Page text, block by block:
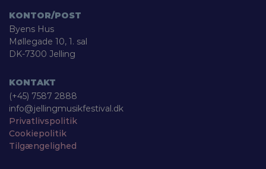
KONTOR/POST
Byens Hus
Møllegade 10, 1. sal
DK-7300 Jelling
KONTAKT
(+45) 7587 2888
info@jellingmusikfestival.dk
Privatlivspolitik
Cookiepolitik
Tilgængelighed